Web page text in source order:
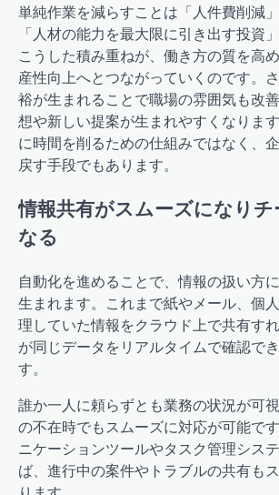
単純作業を減らすことは「人件費削減」
「人材の能力を最大限に引き出す投資
こうした積み重ねが、働き方の質を高
産性向上へとつながっていくのです。
裕が生まれることで職場の雰囲気も改
想や新しい提案が生まれやすくなりま
に時間を削るための仕組みではなく、
戻す手段でもあります。
情報共有がスムーズになりチ
なる
自動化を進めることで、情報の扱い方
生まれます。これまで紙やメール、個
理していた情報をクラウド上で共有す
が同じデータをリアルタイムで確認で
す。
誰か一人に頼らずとも業務の状況が可
の不在時でもスムーズに対応が可能で
ニケーションツールやタスク管理シス
ば、進行中の案件やトラブルの共有も